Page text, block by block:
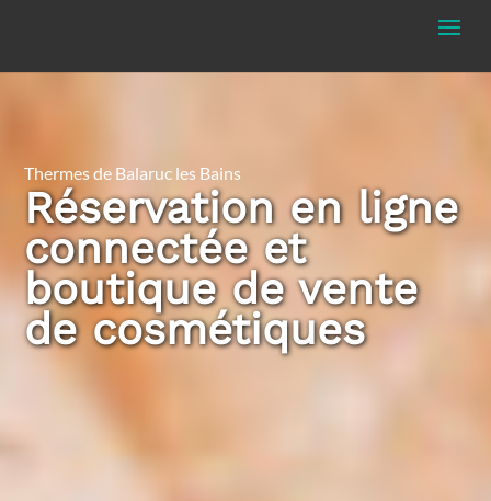
Thermes de Balaruc les Bains
Réservation en ligne
connectée et
boutique de vente
de cosmétiques